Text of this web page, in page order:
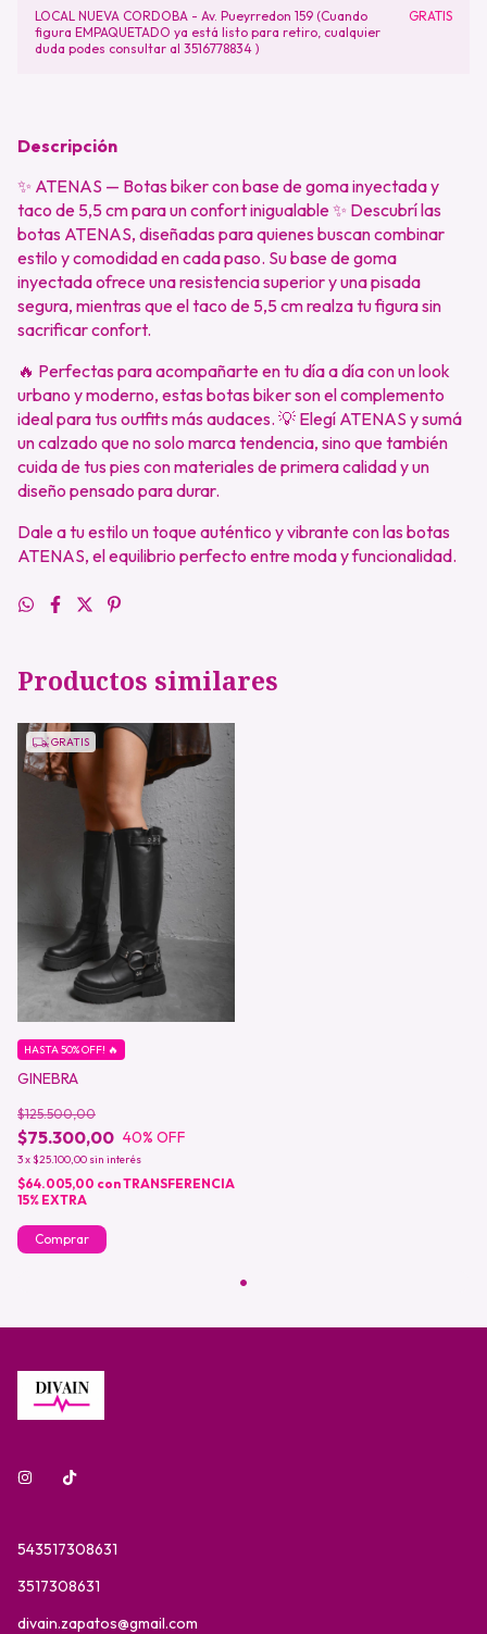
LOCAL NUEVA CORDOBA - Av. Pueyrredon 159 (Cuando
figura EMPAQUETADO ya está listo para retiro, cualquier
duda podes consultar al 3516778834 )
GRATIS
Descripción
✨ ATENAS — Botas biker con base de goma inyectada y
taco de 5,5 cm para un confort inigualable ✨ Descubrí las
botas ATENAS, diseñadas para quienes buscan combinar
estilo y comodidad en cada paso. Su base de goma
inyectada ofrece una resistencia superior y una pisada
segura, mientras que el taco de 5,5 cm realza tu figura sin
sacrificar confort.
🔥 Perfectas para acompañarte en tu día a día con un look
urbano y moderno, estas botas biker son el complemento
ideal para tus outfits más audaces. 💡 Elegí ATENAS y sumá
un calzado que no solo marca tendencia, sino que también
cuida de tus pies con materiales de primera calidad y un
diseño pensado para durar.
Dale a tu estilo un toque auténtico y vibrante con las botas
ATENAS, el equilibrio perfecto entre moda y funcionalidad.
Productos similares
GRATIS
GINEBRA
$75.300,00
$125.500,00
40% OFF
3x$25.100,00 sin interés
HASTA 50% OFF! 🔥
$64.005,00 conTRANSFERENCIA
15% EXTRA
Comprar
543517308631
3517308631
divain.zapatos@gmail.com